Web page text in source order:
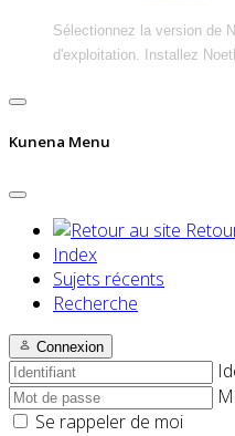
Sélectionnez la version de
d'exploitation. Installez
Kunena Menu
Index
Sujets récents
Recherche
Connexion
Se rappeler de moi